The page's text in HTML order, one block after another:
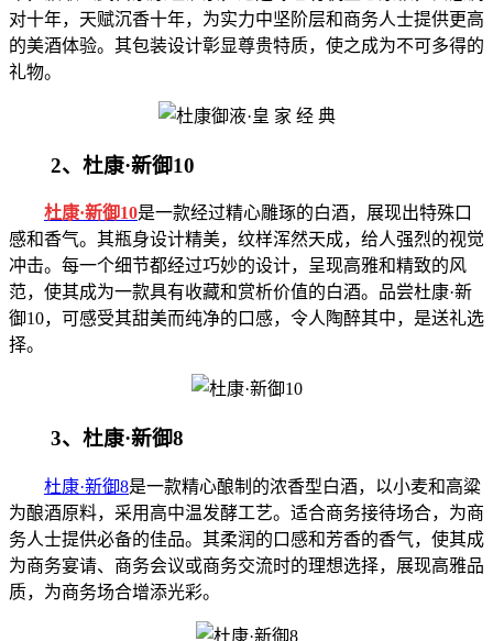
对十年，天赋沉香十年，为实力中坚阶层和商务人士提供更高
的美酒体验。其包装设计彰显尊贵特质，使之成为不可多得的
礼物。
2、杜康·新御10
杜康·新御10是一款经过精心雕琢的白酒，展现出特殊口
感和香气。其瓶身设计精美，纹样浑然天成，给人强烈的视觉
冲击。每一个细节都经过巧妙的设计，呈现高雅和精致的风
范，使其成为一款具有收藏和赏析价值的白酒。品尝杜康·新
御10，可感受其甜美而纯净的口感，令人陶醉其中，是送礼选
择。
3、杜康·新御8
杜康·新御8是一款精心酿制的浓香型白酒，以小麦和高粱
为酿酒原料，采用高中温发酵工艺。适合商务接待场合，为商
务人士提供必备的佳品。其柔润的口感和芳香的香气，使其成
为商务宴请、商务会议或商务交流时的理想选择，展现高雅品
质，为商务场合增添光彩。